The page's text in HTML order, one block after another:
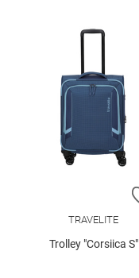
TRAVELITE
Trolley "Corsiica S"